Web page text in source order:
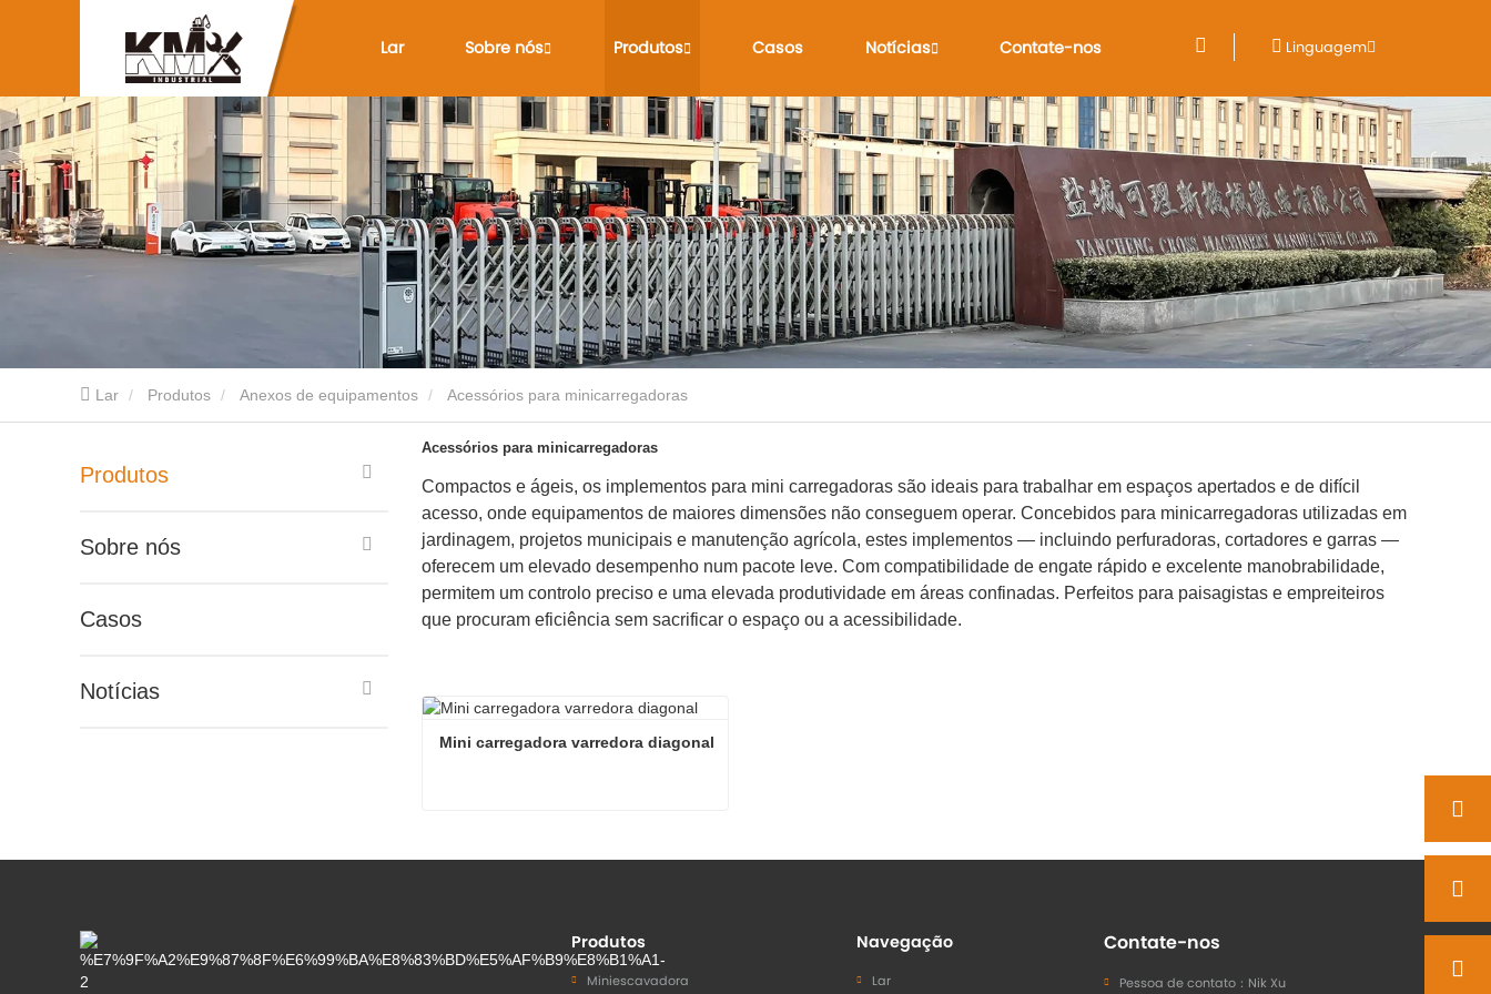
Lar Sobre nós Produtos Casos Notícias Contate-nos Linguagem
Lar Produtos Anexos de equipamentos Acessórios para minicarregadoras
Produtos
Sobre nós
Casos
Notícias
Acessórios para minicarregadoras
Compactos e ágeis, os implementos para mini carregadoras são ideais para trabalhar em espaços apertados e de difícil
acesso, onde equipamentos de maiores dimensões não conseguem operar. Concebidos para minicarregadoras utilizadas em
jardinagem, projetos municipais e manutenção agrícola, estes implementos — incluindo perfuradoras, cortadores e garras —
oferecem um elevado desempenho num pacote leve. Com compatibilidade de engate rápido e excelente manobrabilidade,
permitem um controlo preciso e uma elevada produtividade em áreas confinadas. Perfeitos para paisagistas e empreiteiros
que procuram eficiência sem sacrificar o espaço ou a acessibilidade.
Mini carregadora varredora diagonal
Contate agora
Produtos
Miniescavadora
Navegação
Lar
Contate-nos
Pessoa de contato： Nik Xu